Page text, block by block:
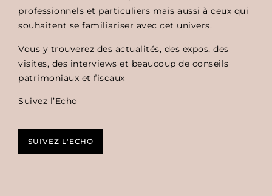
professionnels et particuliers mais aussi à ceux qui
souhaitent se familiariser avec cet univers.
Vous y trouverez des actualités, des expos, des
visites, des interviews et beaucoup de conseils
patrimoniaux et fiscaux
Suivez l’Echo
SUIVEZ L'ECHO